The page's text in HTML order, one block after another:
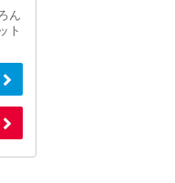
ん
ト